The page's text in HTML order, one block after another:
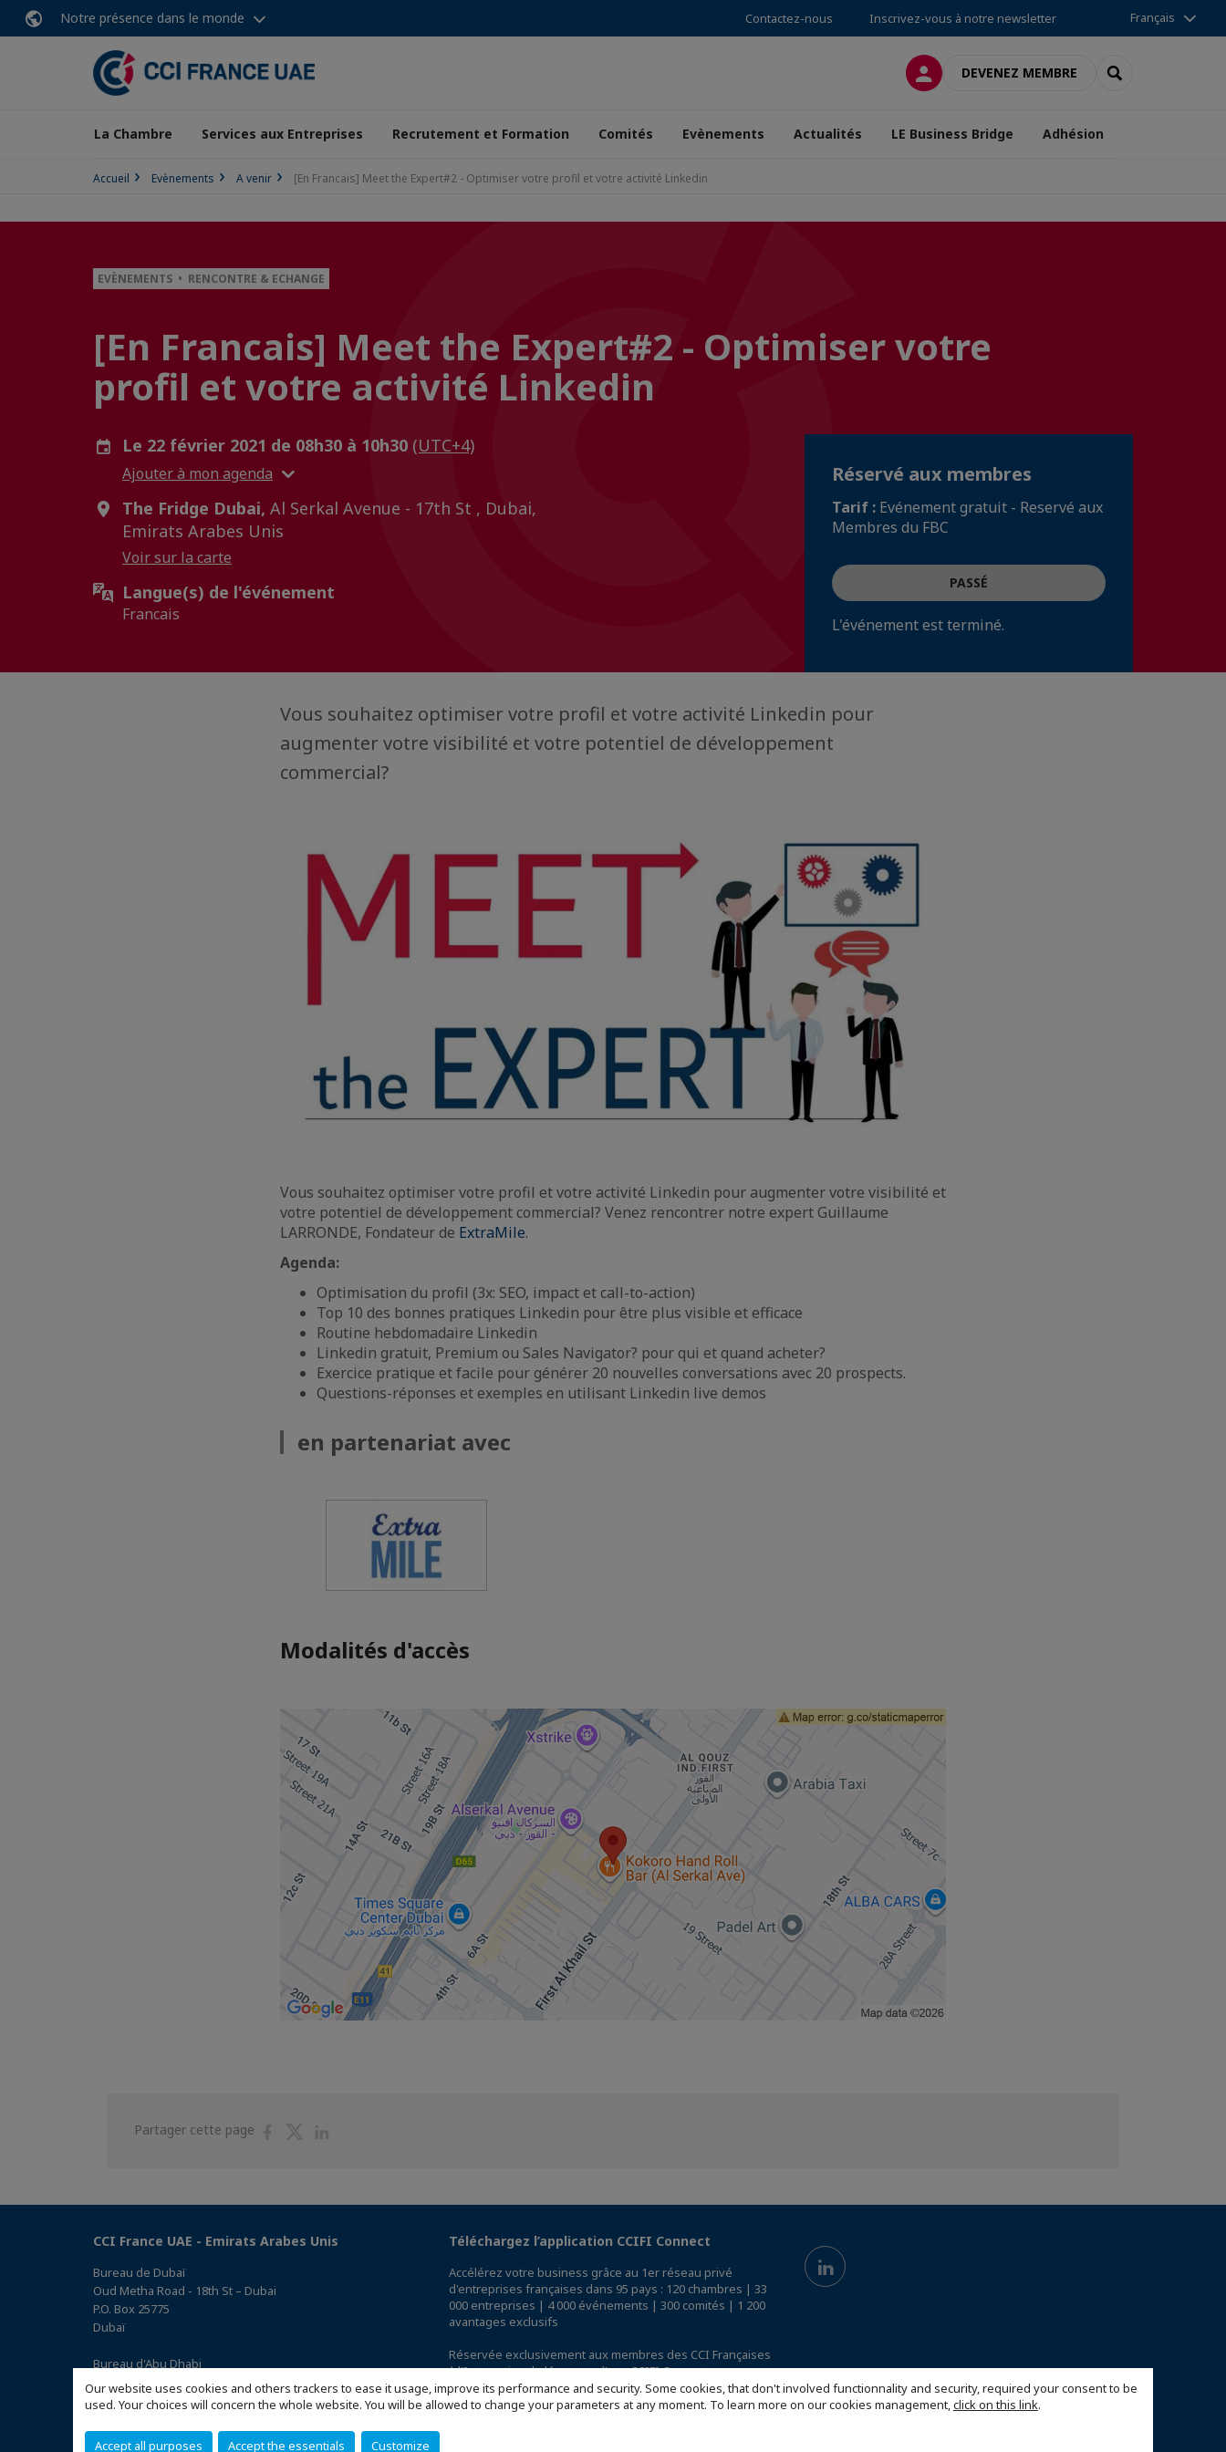
Our website uses cookies and others trackers to ease it usage, improve its performance and security. Some cookies, that don't involved functionnality and security, required your consent to be
used. Your choices will concern the whole website. You will be allowed to change your parameters at any moment. To learn more on our cookies management,click on this link.
Accept all purposes Accept the essentials Customize
Notre présence dans le monde Contactez-nous Inscrivez-vous à notre newsletter Français
CONNEXIONDEVENEZ MEMBRE RECHERCHER
La Chambre Services aux Entreprises Recrutement et Formation Comités Evènements Actualités LE Business Bridge Adhésion
Accueil Evènements A venir [En Francais] Meet the Expert#2 - Optimiser votre profil et votre activité Linkedin
EVÈNEMENTS • RENCONTRE & ECHANGE
[En Francais] Meet the Expert#2 - Optimiser votre
profil et votre activité Linkedin
Le 22 février 2021 de 08h30 à 10h30 (UTC+4)
Ajouter à mon agenda
The Fridge Dubai, Al Serkal Avenue - 17th St , Dubai,
Emirats Arabes Unis
Voir sur la carte
Langue(s) de l'événement
Francais
Réservé aux membres
Tarif : Evénement gratuit - Reservé aux
Membres du FBC
PASSÉ
L'événement est terminé.
Vous souhaitez optimiser votre profil et votre activité Linkedin pour
augmenter votre visibilité et votre potentiel de développement
commercial?
Vous souhaitez optimiser votre profil et votre activité Linkedin pour augmenter votre visibilité et
votre potentiel de développement commercial? Venez rencontrer notre expert Guillaume
LARRONDE, Fondateur de ExtraMile.
Agenda:
Optimisation du profil (3x: SEO, impact et call-to-action)
Top 10 des bonnes pratiques Linkedin pour être plus visible et efficace
Routine hebdomadaire Linkedin
Linkedin gratuit, Premium ou Sales Navigator? pour qui et quand acheter?
Exercice pratique et facile pour générer 20 nouvelles conversations avec 20 prospects.
Questions-réponses et exemples en utilisant Linkedin live demos
en partenariat avec
Modalités d'accès
Partager cette page
PartagerPartager
CCI France UAE - Emirats Arabes Unis
Bureau de Dubaï
Oud Metha Road - 18th St – Dubai
P.O. Box 25775
Dubaï
Bureau d'Abu Dhabi
Office 05, 0 Floor, Building# 14, Hamad Suhail Al Khaily Est.,
junction of 12 Al Keebal St. and Al Meena St.
(Accéder au plan)
Téléchargez l’application CCIFI Connect
Accélérez votre business grâce au 1er réseau privé
d'entreprises françaises dans 95 pays : 120 chambres | 33
000 entreprises | 4 000 événements | 300 comités | 1 200
avantages exclusifs
Réservée exclusivement aux membres des CCI Françaises
à l'International,découvrez l'app CCIFI Connect.